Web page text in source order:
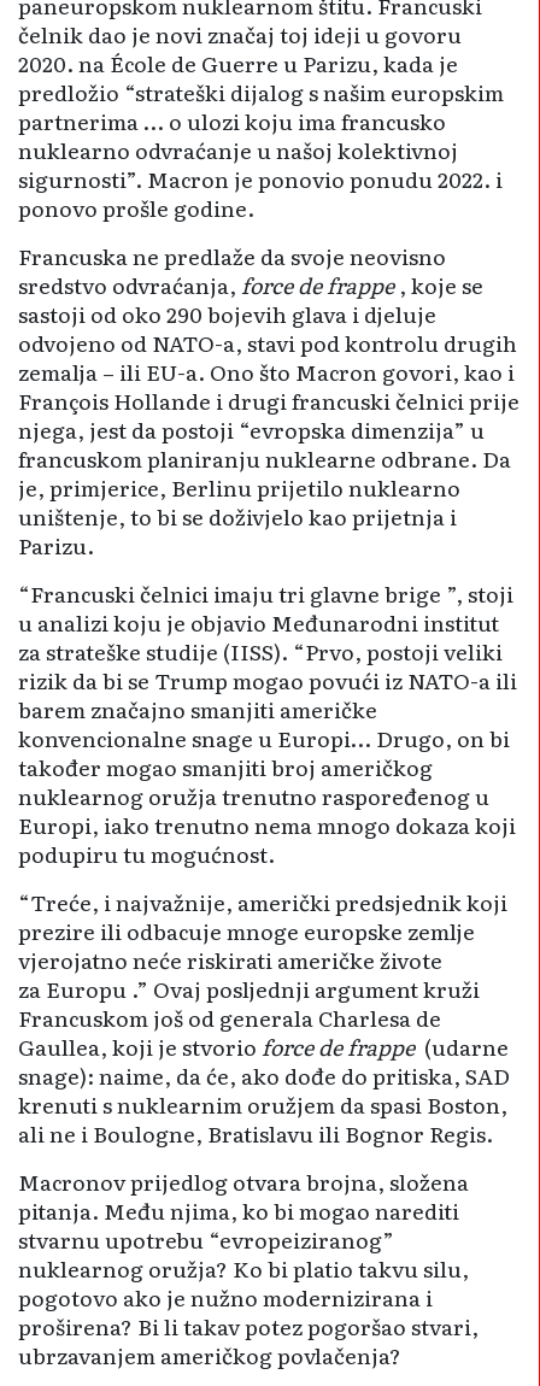
čelnik dao je novi značaj toj ideji u govoru
2020. na École de Guerre u Parizu, kada je
predložio “strateški dijalog s našim europskim
partnerima … o ulozi koju ima francusko
nuklearno odvraćanje u našoj kolektivnoj
sigurnosti”. Macron je ponovio ponudu 2022. i
ponovo prošle godine.
Francuska ne predlaže da svoje neovisno
sredstvo odvraćanja, force de frappe, koje se
sastoji od oko 290 bojevih glava i djeluje
odvojeno od NATO-a, stavi pod kontrolu drugih
zemalja – ili EU-a. Ono što Macron govori, kao i
François Hollande i drugi francuski čelnici prije
njega, jest da postoji “evropska dimenzija” u
francuskom planiranju nuklearne odbrane. Da
je, primjerice, Berlinu prijetilo nuklearno
uništenje, to bi se doživjelo kao prijetnja i
Parizu.
“Francuski čelnici imaju tri glavne brige ”, stoji
u analizi koju je objavio Međunarodni institut
za strateške studije (IISS). “Prvo, postoji veliki
rizik da bi se Trump mogao povući iz NATO-a ili
barem značajno smanjiti američke
konvencionalne snage u Europi… Drugo, on bi
također mogao smanjiti broj američkog
nuklearnog oružja trenutno raspoređenog u
Europi, iako trenutno nema mnogo dokaza koji
podupiru tu mogućnost.
“Treće, i najvažnije, američki predsjednik koji
prezire ili odbacuje mnoge europske zemlje
vjerojatno neće riskirati američke živote
za Europu .” Ovaj posljednji argument kruži
Francuskom još od generala Charlesa de
Gaullea, koji je stvorio force de frappe(udarne
snage): naime, da će, ako dođe do pritiska, SAD
krenuti s nuklearnim oružjem da spasi Boston,
ali ne i Boulogne, Bratislavu ili Bognor Regis.
Macronov prijedlog otvara brojna, složena
pitanja. Među njima, ko bi mogao narediti
stvarnu upotrebu “evropeiziranog”
nuklearnog oružja? Ko bi platio takvu silu,
pogotovo ako je nužno modernizirana i
proširena? Bi li takav potez pogoršao stvari,
ubrzavanjem američkog povlačenja?